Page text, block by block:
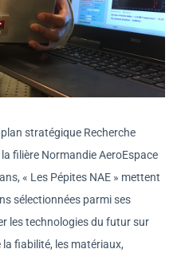
stratégique Recherche
filière Normandie AeroEspace
« Les Pépites NAE » mettent
sélectionnées parmi ses
les technologies du futur sur
fiabilité, les matériaux,